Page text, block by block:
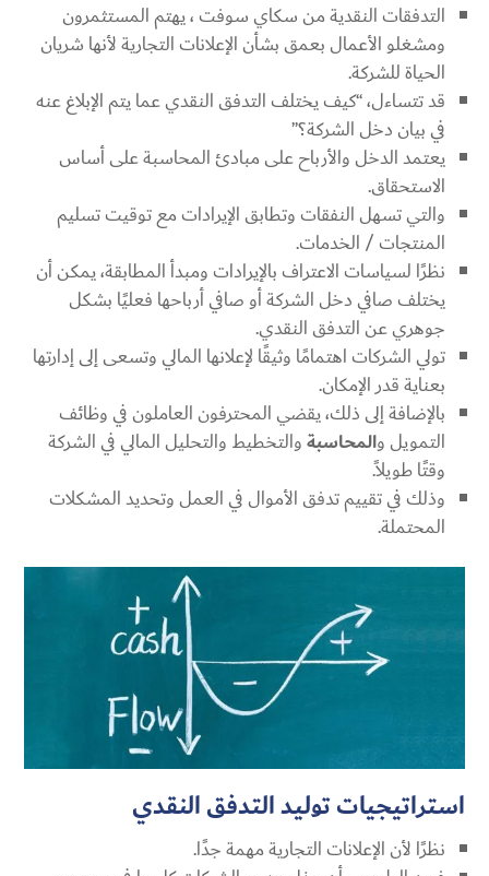
التدفقات النقدية من سكاي سوفت ، يهتم المستثمرون
ومشغلو الأعمال بعمق بشأن الإعلانات التجارية لأنها شريان
الحياة للشركة.
قد تتساءل، “كيف يختلف التدفق النقدي عما يتم الإبلاغ عنه
في بيان دخل الشركة؟”
يعتمد الدخل والأرباح على مبادئ المحاسبة على أساس
الاستحقاق.
والتي تسهل النفقات وتطابق الإيرادات مع توقيت تسليم
المنتجات / الخدمات.
نظرًا لسياسات الاعتراف بالإيرادات ومبدأ المطابقة، يمكن أن
يختلف صافي دخل الشركة أو صافي أرباحها فعليًا بشكل
جوهري عن التدفق النقدي.
تولي الشركات اهتمامًا وثيقًا لإعلانها المالي وتسعى إلى إدارتها
بعناية قدر الإمكان.
بالإضافة إلى ذلك، يقضي المحترفون العاملون في وظائف
التمويل والمحاسبةوالتخطيط والتحليل المالي في الشركة
وقتًا طويلاً.
وذلك في تقييم تدفق الأموال في العمل وتحديد المشكلات
المحتملة.
استراتيجيات توليد التدفق النقدي
نظرًا لأن الإعلانات التجارية مهمة جدًا.